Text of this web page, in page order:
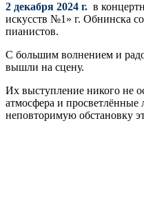
2 декабря 2024 г. в
искусств №1» г. Обнинска
пианистов.
С большим волнением и
вышли на сцену.
Их выступление никого не
атмосфера и просветлённые
неповторимую обстановку